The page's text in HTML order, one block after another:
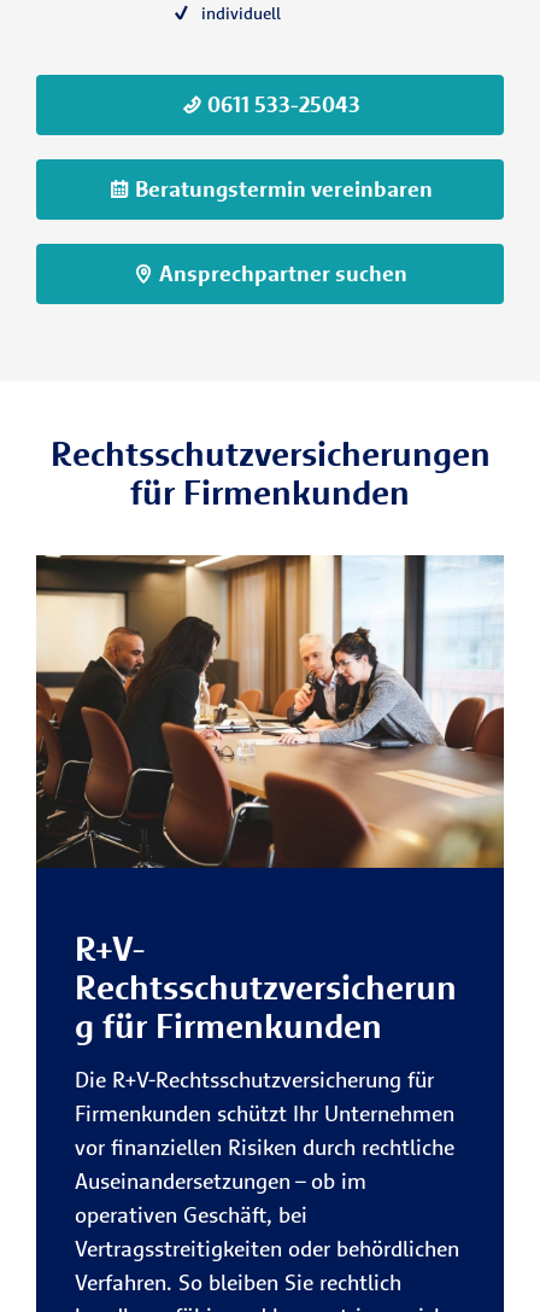
individuell
0611 533-25043
Beratungstermin vereinbaren
Ansprechpartner suchen
Rechtsschutzversicherungen
für Firmenkunden
R+V-
Rechtsschutzversicherun
g für Firmenkunden
Die R+V-Rechtsschutzversicherung für
Firmenkunden schützt Ihr Unternehmen
vor finanziellen Risiken durch rechtliche
Auseinandersetzungen – ob im
operativen Geschäft, bei
Vertragsstreitigkeiten oder behördlichen
Verfahren. So bleiben Sie rechtlich